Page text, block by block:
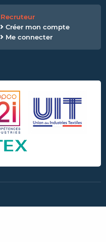
Recruteur
Créer mon compte
Me connecter